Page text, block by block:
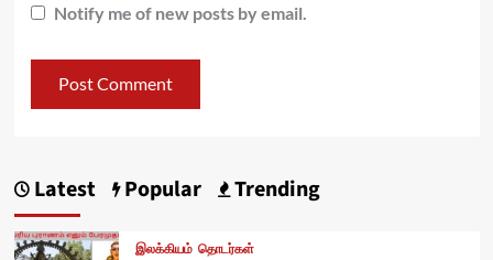
Notify me of new posts by email.
Latest Popular Trending
இலக்கியம் தொடர்கள்